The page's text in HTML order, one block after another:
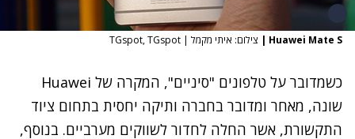
Huawei Mate S
| צילום: איתי מקמל | TGspot, TGspot
כשמדובר על טלפונים "סיניים", המקרה של Huawei
שונה, מאחר ומדובר בחברה ותיקה יחסית בתחום ציוד
התקשורת, אשר החלה לחדור לשווקים מערביים. בנוסף,